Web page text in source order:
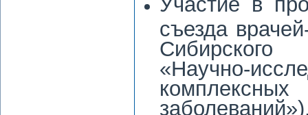
съезда
«Научно-